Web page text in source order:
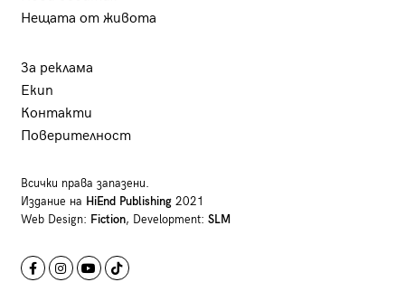
Нещата от живота
За реклама
Екип
Контакти
Поверителност
Всички права запазени.
Издание на HiEnd Publishing2021
Web Design: Fiction, Development: SLM